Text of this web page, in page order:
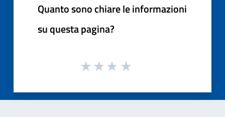
Quanto sono chiare le informazioni
su questa pagina?